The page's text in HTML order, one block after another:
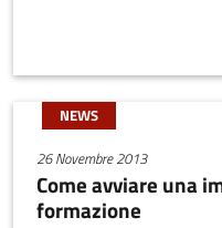
NEWS
26 Novembre 2013
Come avviare una
formazione